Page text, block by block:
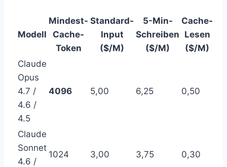
Modell
Mindest-
Cache-
Token
Standard-
Input
($/M)
5-Min-
Schreiben
($/M)
Cache-
Lesen
($/M)
Claude
Opus
4.7 /
4.6 /
4.5
4096 5,00 6,25 0,50
Claude
Sonnet
4.6 /
1024 3,00 3,75 0,30